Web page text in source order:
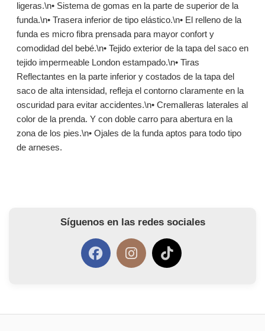
ligeras.\n• Sistema de gomas en la parte de superior de la
funda.\n• Trasera inferior de tipo elástico.\n• El relleno de la
funda es micro fibra prensada para mayor confort y
comodidad del bebé.\n• Tejido exterior de la tapa del saco en
tejido impermeable London estampado.\n• Tiras
Reflectantes en la parte inferior y costados de la tapa del
saco de alta intensidad, refleja el contorno claramente en la
oscuridad para evitar accidentes.\n• Cremalleras laterales al
color de la prenda. Y con doble carro para abertura en la
zona de los pies.\n• Ojales de la funda aptos para todo tipo
de arneses.
Síguenos en las redes sociales